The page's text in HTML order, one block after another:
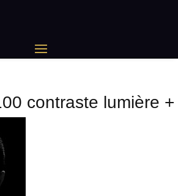
contraste lumière +